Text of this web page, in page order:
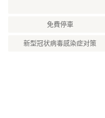
免費停車
新型冠状病毒感染症对策